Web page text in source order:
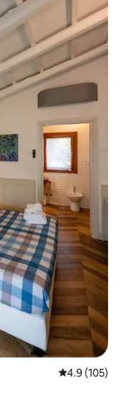
レビュー105
4.9 (105)